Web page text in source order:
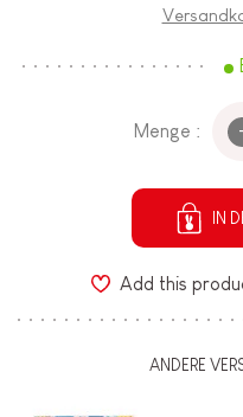
Menge :
IN
Add this
ANDERE